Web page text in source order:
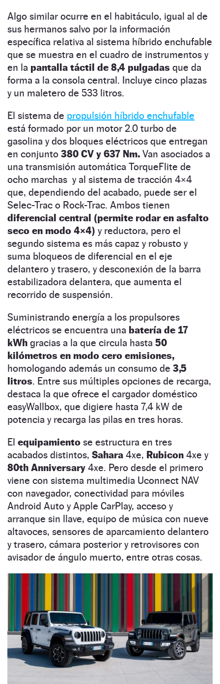
Algo similar ocurre en el habitáculo, igual al de
sus hermanos salvo por la información
específica relativa al sistema híbrido enchufable
que se muestra en el cuadro de instrumentos y
en la pantalla táctil de 8,4 pulgadas que da
forma a la consola central. Incluye cinco plazas
y un maletero de 533 litros.
El sistema de propulsión híbrido enchufable
está formado por un motor 2.0 turbo de
gasolina y dos bloques eléctricos que entregan
en conjunto 380 CV y 637 Nm. Van asociados a
una transmisión automática TorqueFlite de
ocho marchas y al sistema de tracción 4×4
que, dependiendo del acabado, puede ser el
Selec-Trac o Rock-Trac. Ambos tienen
diferencial central (permite rodar en asfalto
seco en modo 4×4) y reductora, pero el
segundo sistema es más capaz y robusto y
suma bloqueos de diferencial en el eje
delantero y trasero, y desconexión de la barra
estabilizadora delantera, que aumenta el
recorrido de suspensión.
Suministrando energía a los propulsores
eléctricos se encuentra una batería de 17
kWh gracias a la que circula hasta 50
kilómetros en modo cero emisiones,
homologando además un consumo de 3,5
litros. Entre sus múltiples opciones de recarga,
destaca la que ofrece el cargador doméstico
easyWallbox, que digiere hasta 7,4 kW de
potencia y recarga las pilas en tres horas.
El equipamiento se estructura en tres
acabados distintos, Sahara 4xe, Rubicon 4xe y
80th Anniversary 4xe. Pero desde el primero
viene con sistema multimedia Uconnect NAV
con navegador, conectividad para móviles
Android Auto y Apple CarPlay, acceso y
arranque sin llave, equipo de música con nueve
altavoces, sensores de aparcamiento delantero
y trasero, cámara posterior y retrovisores con
avisador de ángulo muerto, entre otras cosas.